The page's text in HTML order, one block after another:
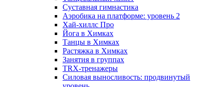
Суставная гимнастика
Аэробика на платформе: уровень 2
Хай-хиллс Про
Йога в Химках
Танцы в Химках
Растяжка в Химках
Занятия в группах
TRX-тренажеры
Силовая выносливость: продвинутый